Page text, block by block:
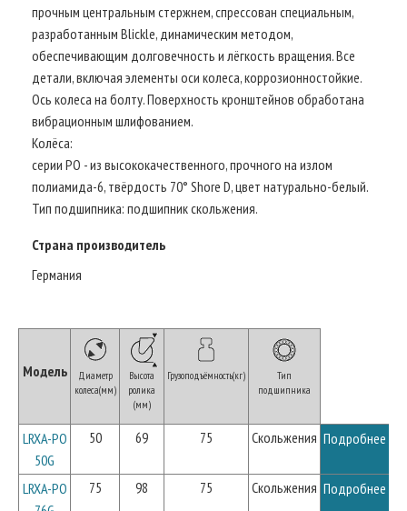
прочным центральным стержнем, спрессован специальным,
разработанным Blickle, динамическим методом,
обеспечивающим долговечность и лёгкость вращения. Все
детали, включая элементы оси колеса, коррозионностойкие.
Ось колеса на болту. Поверхность кронштейнов обработана
вибрационным шлифованием.
Колёса:
серии PO - из высококачественного, прочного на излом
полиамида-6, твёрдость 70° Shore D, цвет натурально-белый.
Тип подшипника: подшипник скольжения.
Страна производитель
Германия
Модель
Диаметр
колеса(мм)
Высота
ролика
(мм)
Грузоподъёмность(кг)
Тип
подшипника
LRXA-PO
50G
50 69 75 Скольжения Подробнее
LRXA-PO
75 98 75 Скольжения Подробнее